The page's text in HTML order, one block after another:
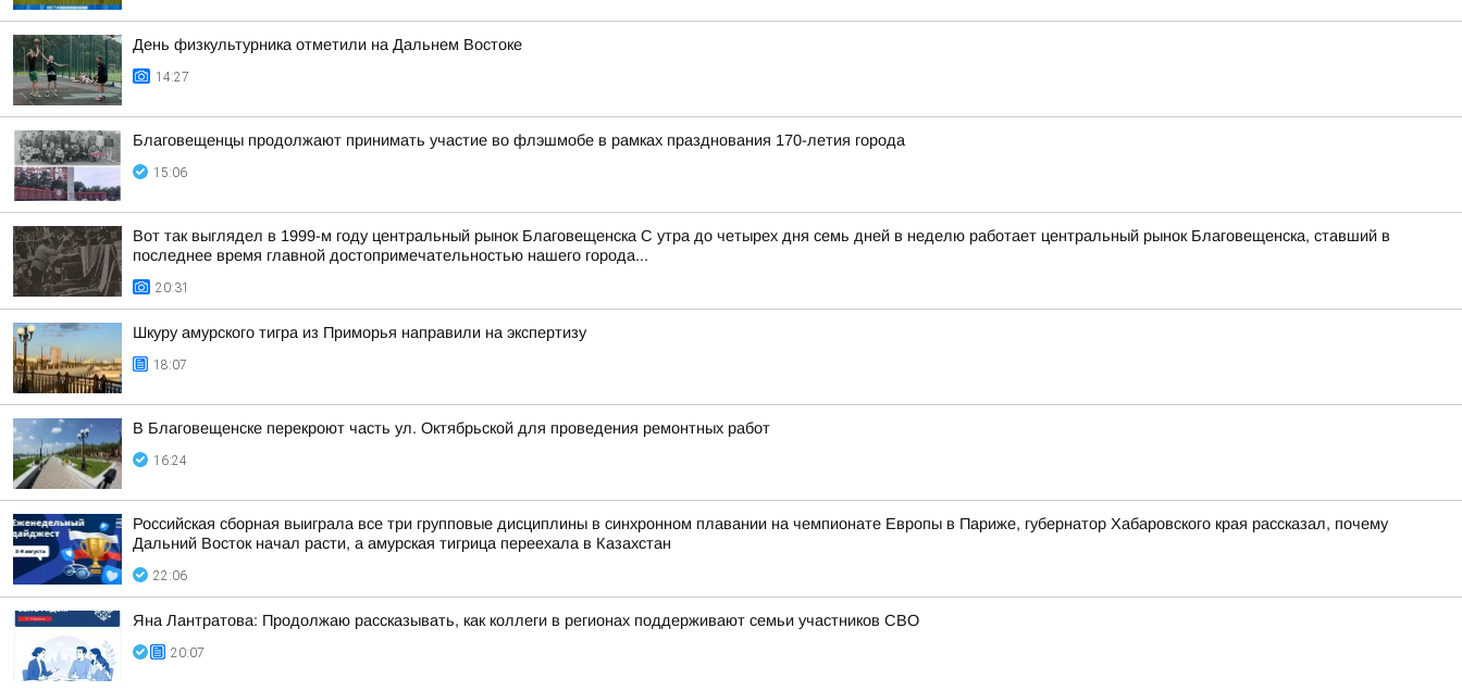
День физкультурника отметили на Дальнем Востоке
14:27
Благовещенцы продолжают принимать участие во флэшмобе в рамках празднования 170-летия города
15:06
Вот так выглядел в 1999-м году центральный рынок Благовещенска С утра до четырех дня семь дней в неделю работает центральный рынок Благовещенска, ставший в
последнее время главной достопримечательностью нашего города...
20:31
Шкуру амурского тигра из Приморья направили на экспертизу
18:07
В Благовещенске перекроют часть ул. Октябрьской для проведения ремонтных работ
16:24
Российская сборная выиграла все три групповые дисциплины в синхронном плавании на чемпионате Европы в Париже, губернатор Хабаровского края рассказал, почему
Дальний Восток начал расти, а амурская тигрица переехала в Казахстан
22:06
Яна Лантратова: Продолжаю рассказывать, как коллеги в регионах поддерживают семьи участников СВО
20:07